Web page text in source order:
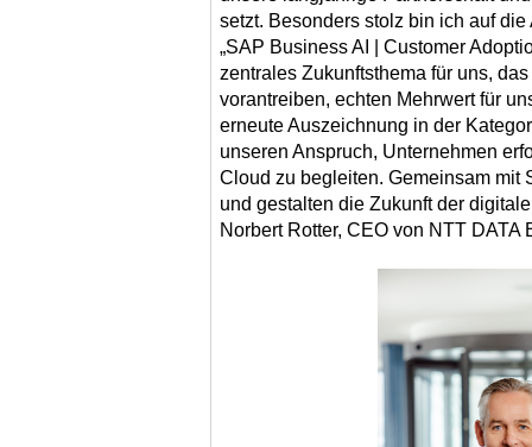
setzt. Besonders stolz bin ich auf
„SAP Business AI | Customer
zentrales Zukunftsthema für uns,
vorantreiben, echten Mehrwert für
erneute Auszeichnung in der
unseren Anspruch, Unternehmen
Cloud zu begleiten. Gemeinsam mit
und gestalten die Zukunft der
Norbert Rotter, CEO von NTT DATA